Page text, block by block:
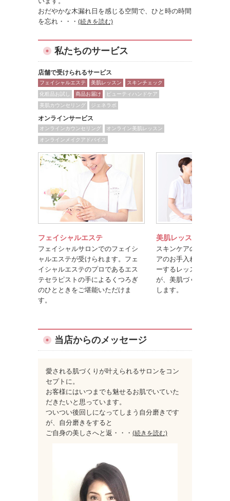
おだやかな木漏れ日を感じる空間で、ひと時の時間
を忘れ ・・・ (続きを読む)
私たちのサービス
店舗で受けられるサービス
フェイシャルエステ 美肌レッスン
スキンチェック
化粧品お試し
商品お届け
ビューティハンドケア
美肌カウンセリング
ジェネラボ
オンラインサービス
オンラインカウンセリング
オンライン美肌レッスン
オンラインメイクアドバイス
フェイシャルエステ
フェイシャルサロンでのフェイシ
ャルエステが受けられます。フェ
イシャルエステのプロであるエス
テセラピストの手によるくつろぎ
のひとときをご堪能いただけま
す。
美肌レッスン
スキンケアのポイント
アのお手入れ方法を楽
ーするレッスンです。
が、美肌づくりのコツ
します。
当店からのメッセージ
愛される肌づくりが叶えられるサロンをコン
セプトに。
お客様にはいつまでも魅せるお肌でいていた
だきたいと思っています。
ついつい後回しになってしまう自分磨きです
が、自分磨きをすると
ご自身の美しさへと返 ・・・ (続きを読む)